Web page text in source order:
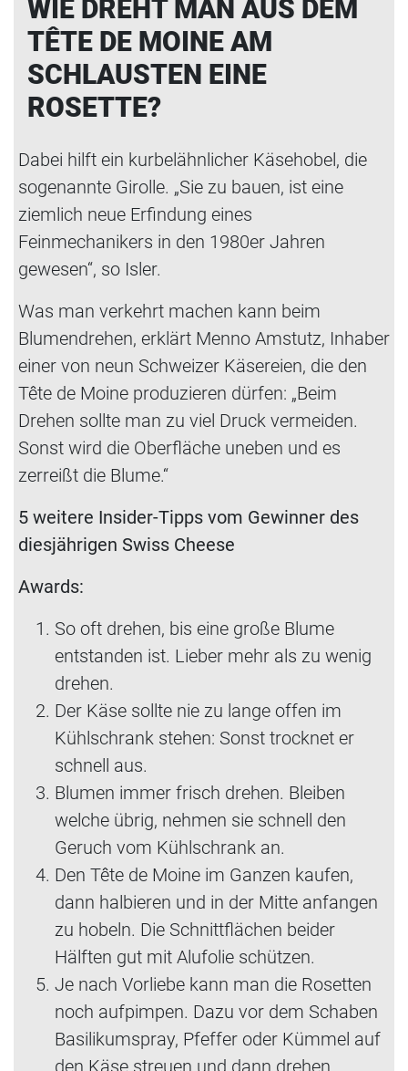
WIE DREHT MAN AUS DEM
TÊTE DE MOINE AM
SCHLAUSTEN EINE
ROSETTE?
Dabei hilft ein kurbelähnlicher Käsehobel, die
sogenannte Girolle. „Sie zu bauen, ist eine
ziemlich neue Erfindung eines
Feinmechanikers in den 1980er Jahren
gewesen“, so Isler.
Was man verkehrt machen kann beim
Blumendrehen, erklärt Menno Amstutz, Inhaber
einer von neun Schweizer Käsereien, die den
Tête de Moine produzieren dürfen: „Beim
Drehen sollte man zu viel Druck vermeiden.
Sonst wird die Oberfläche uneben und es
zerreißt die Blume.“
5 weitere Insider-Tipps vom Gewinner des
diesjährigen Swiss Cheese
Awards:
So oft drehen, bis eine große Blume
entstanden ist. Lieber mehr als zu wenig
drehen.
Der Käse sollte nie zu lange offen im
Kühlschrank stehen: Sonst trocknet er
schnell aus.
Blumen immer frisch drehen. Bleiben
welche übrig, nehmen sie schnell den
Geruch vom Kühlschrank an.
Den Tête de Moine im Ganzen kaufen,
dann halbieren und in der Mitte anfangen
zu hobeln. Die Schnittflächen beider
Hälften gut mit Alufolie schützen.
Je nach Vorliebe kann man die Rosetten
noch aufpimpen. Dazu vor dem Schaben
Basilikumspray, Pfeffer oder Kümmel auf
den Käse streuen und dann drehen.